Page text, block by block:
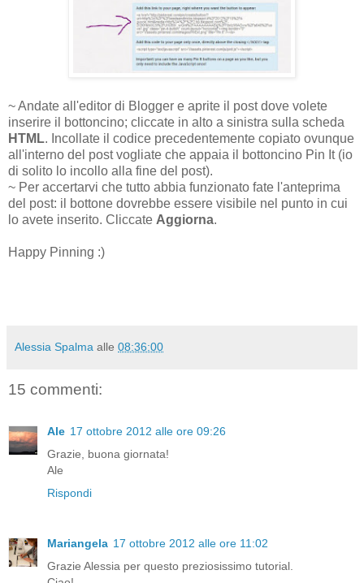
~ Andate all'editor di Blogger e aprite il post dove volete
inserire il bottoncino; cliccate in alto a sinistra sulla scheda
HTML. Incollate il codice precedentemente copiato ovunque
all'interno del post vogliate che appaia il bottoncino Pin It (io
di solito lo incollo alla fine del post).
~ Per accertarvi che tutto abbia funzionato fate l'anteprima
del post: il bottone dovrebbe essere visibile nel punto in cui
lo avete inserito. Cliccate Aggiorna.
Happy Pinning :)
Alessia Spalma alle 08:36:00
15 commenti:
Ale 17 ottobre 2012 alle ore 09:26
Grazie, buona giornata!
Ale
Rispondi
Mariangela 17 ottobre 2012 alle ore 11:02
Grazie Alessia per questo preziosissimo tutorial.